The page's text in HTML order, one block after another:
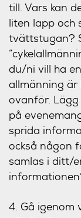
till. Vars kan
liten lapp och
tvättstugan?
du/ni vill ha
allmänning är
ovanför.
på
sprida
också någon
samlas i ditt/
4. Gå igenom